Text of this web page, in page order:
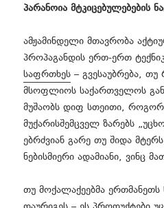
პარანოია მტკიცებულებების
ამჟამინდელი მთავრობა
პროპაგანდის ერთ-ერთ
საფრთხეს – გვესაუბრება,
მსოფლიოს საქართველოს
მუშაობს დიფ სთეითი,
მუქარისშემცველ ზარებს
ებრძვიან გარე თუ შიდა
ნებისმიერი ადამიანი, ვინც
თუ მოქალაქეებმა